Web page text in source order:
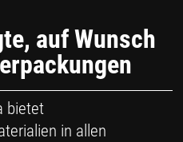
auf Wunsch
bietet
in allen